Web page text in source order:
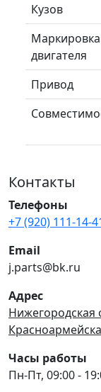
Кузов
Маркировка
двигателя
Привод
Контакты
Телефоны
+7 (920) 111-14-
Email
j.parts@bk.ru
Адрес
Нижегородская
Часы работы
Пн-Пт, 09:00 -